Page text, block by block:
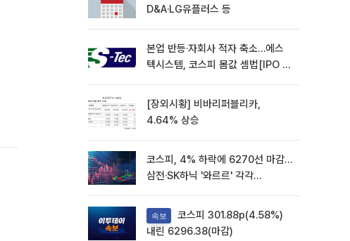
D&A·LG유플러스 등
본업 반등·자회사 적자 축소…에스
텍시스템, 코스피 몸값 셈법[IPO 엑
[장외시황] 비바리퍼블리카,
4.64% 상승
코스피, 4% 하락에 6270선 마감…
삼전·SK하닉 '와르르' 각각
속보
내린 6296.38(마감)